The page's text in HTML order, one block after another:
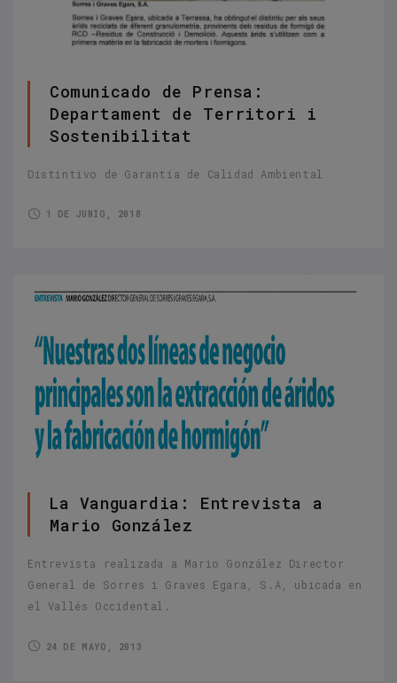
Comunicado de Prensa:
Departament de Territori i
Sostenibilitat
Distintivo de Garantía de Calidad Ambiental
1 DE JUNIO, 2018
La Vanguardia: Entrevista a
Mario González
Entrevista realizada a Mario González Director
General de Sorres i Graves Egara, S.A, ubicada en
el Vallés Occidental.
24 DE MAYO, 2013